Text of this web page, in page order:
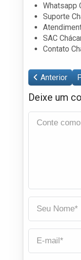
Whatsapp
Suporte
SAC
Contato
Anterior
Deixe um